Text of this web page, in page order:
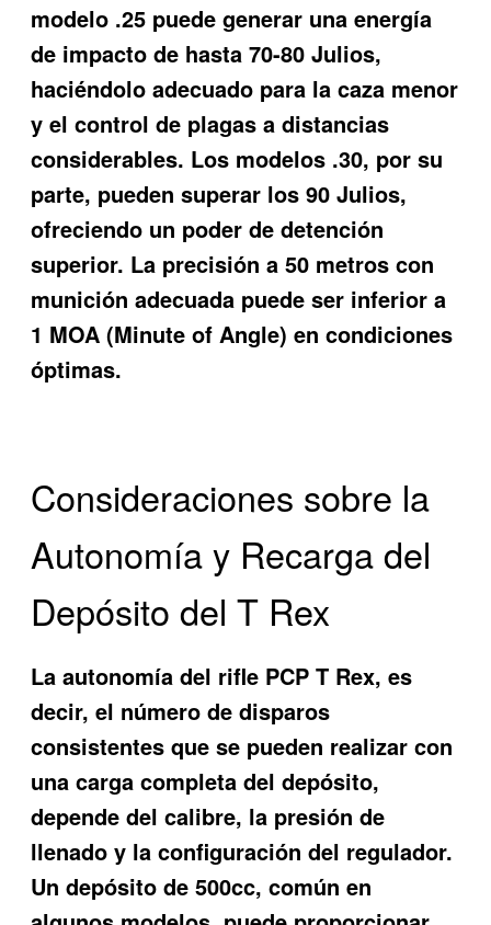
modelo .25 puede generar una energía
de impacto de hasta 70-80 Julios,
haciéndolo adecuado para la caza menor
y el control de plagas a distancias
considerables. Los modelos .30, por su
parte, pueden superar los 90 Julios,
ofreciendo un poder de detención
superior. La precisión a 50 metros con
munición adecuada puede ser inferior a
1 MOA (Minute of Angle) en condiciones
óptimas.
Consideraciones sobre la
Autonomía y Recarga del
Depósito del T Rex
La autonomía del rifle PCP T Rex, es
decir, el número de disparos
consistentes que se pueden realizar con
una carga completa del depósito,
depende del calibre, la presión de
llenado y la configuración del regulador.
Un depósito de 500cc, común en